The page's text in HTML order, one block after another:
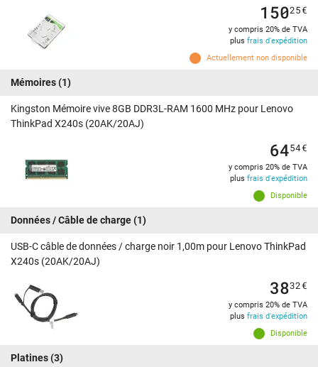
Actuellement non disponible
15025€
y compris 20% de TVA
plus frais d'expédition
Mémoires(1)
Kingston Mémoire vive 8GB DDR3L-RAM 1600 MHz pour Lenovo
ThinkPad X240s (20AK/20AJ)
Disponible
6454€
y compris 20% de TVA
plus frais d'expédition
Données / Câble de charge(1)
USB-C câble de données / charge noir 1,00m pour Lenovo ThinkPad
X240s (20AK/20AJ)
Disponible
3832€
y compris 20% de TVA
plus frais d'expédition
Platines(3)